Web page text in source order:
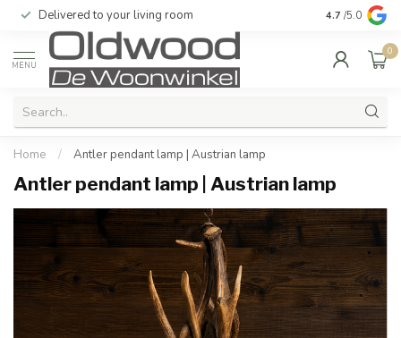
Delivered to your living room Quality &
4.7 /5.0
MENU
0
Home / Antler pendant lamp | Austrian lamp
Antler pendant lamp | Austrian lamp